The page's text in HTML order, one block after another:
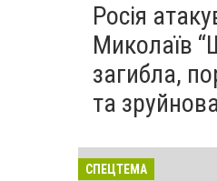
Росія
Миколаїв
загибла,
та
СПЕЦТЕМА